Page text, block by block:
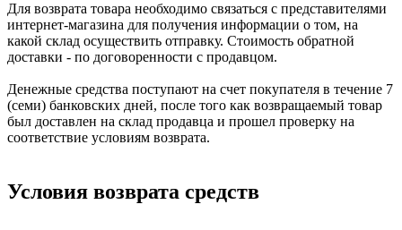
Для возврата товара необходимо связаться с представителями
интернет-магазина для получения информации о том, на
какой склад осуществить отправку. Стоимость обратной
доставки - по договоренности с продавцом.
Денежные средства поступают на счет покупателя в течение 7
(семи) банковских дней, после того как возвращаемый товар
был доставлен на склад продавца и прошел проверку на
соответствие условиям возврата.
Условия возврата средств